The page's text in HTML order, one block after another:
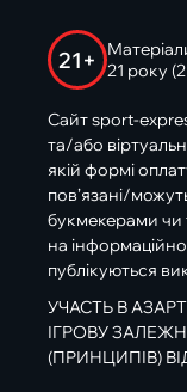
21+
21 року
Сайт sport-
та/або
якій формі
пов’язані/
букмекерами чи
на
публікуються
УЧАСТЬ В
ІГРОВУ
(ПРИНЦИПІВ)